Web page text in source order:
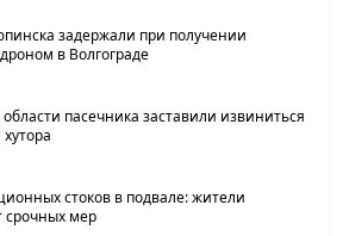
задержали при получении
в Волгограде
области пасечника заставили извиниться
стоков в подвале: жители
срочных мер